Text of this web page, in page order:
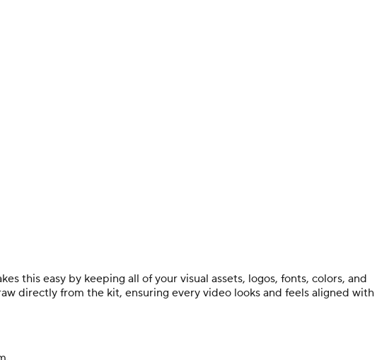
this easy by keeping all of your visual assets, logos, fonts, colors, and
directly from the kit, ensuring every video looks and feels aligned with